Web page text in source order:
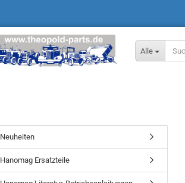
Alle
Neuheiten
Hanomag Ersatzteile